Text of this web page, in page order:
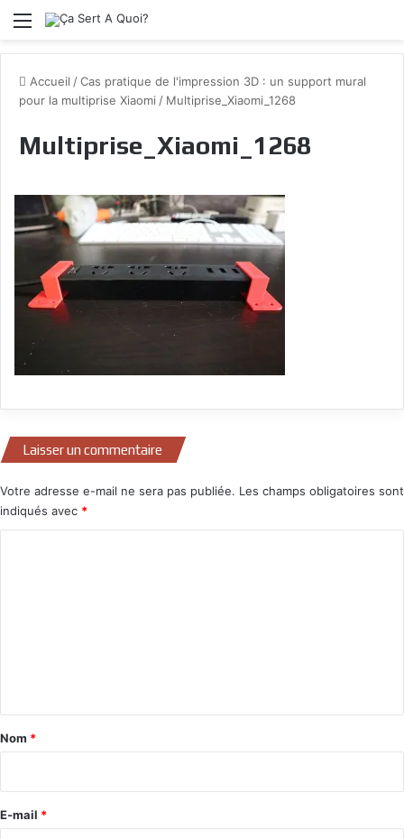
Menu
Accueil /Cas pratique de l'impression 3D : un support mural
pour la multiprise Xiaomi / Multiprise_Xiaomi_1268
Multiprise_Xiaomi_1268
Laisser un commentaire
Votre adresse e-mail ne sera pas publiée. Les champs obligatoires sont
indiqués avec *
a
e
Nom *
E-mail *